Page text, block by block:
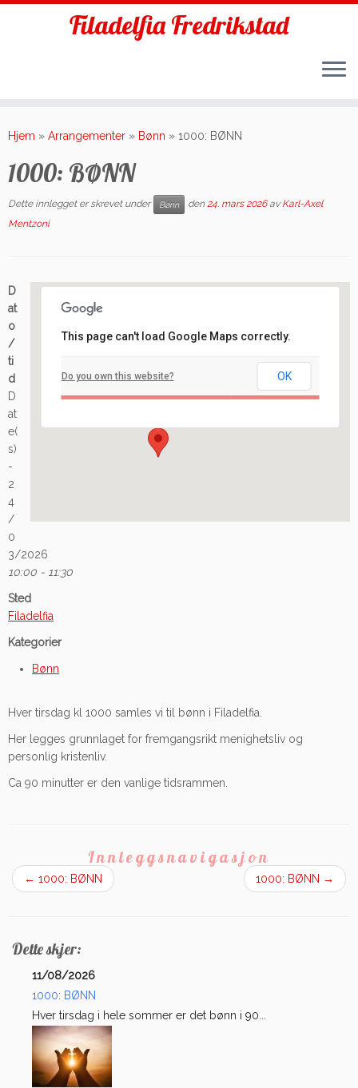
to
Filadelfia Fredrikstad
Hjem » Arrangementer » Bønn » 1000: BØNN
1000: BØNN
Dette innlegget er skrevet under Bønn den24. mars 2026 avKarl-Axel
Mentzoni
Arrangement
This page can't load Google Maps correctly.
Do you own this website? OK
D
at
o
/
ti
d
D
at
e(
s)
-
2
4
/
0
3/2026
10:00 - 11:30
Sted
Filadelfia
Kategorier
Bønn
Hver tirsdag kl 1000 samles vi til bønn i Filadelfia.
Her legges grunnlaget for fremgangsrikt menighetsliv og
personlig kristenliv.
Ca 90 minutter er den vanlige tidsrammen.
Innleggsnavigasjon
← 1000: BØNN 1000: BØNN →
Dette skjer:
11/08/2026
1000: BØNN
Hver tirsdag i hele sommer er det bønn i 90...